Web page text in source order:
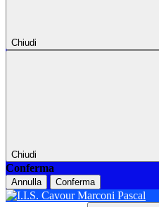
Chiudi
Chiudi
Conferma
Annulla Conferma